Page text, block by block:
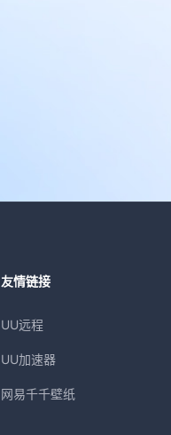
友情链接
UU远程
UU加速器
网易千千壁纸